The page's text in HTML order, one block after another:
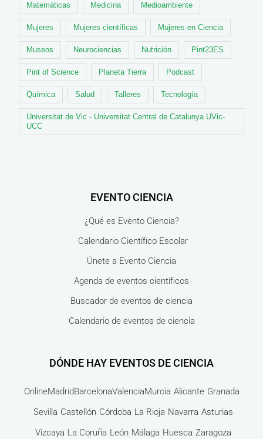
Matemáticas Medicina Medioambiente
Mujeres Mujeres científicas Mujeres en Ciencia
Museos Neurociencias Nutrición Pint23ES
Pint of Science Planeta Tierra Podcast
Química Salud Talleres Tecnología
Universitat de Vic - Universitat Central de Catalunya UVic-
UCC
EVENTO CIENCIA
¿Qué es Evento Ciencia?
Calendario Científico Escolar
Únete a Evento Ciencia
Agenda de eventos científicos
Buscador de eventos de ciencia
Calendario de eventos de ciencia
DÓNDE HAY EVENTOS DE CIENCIA
OnlineMadridBarcelonaValenciaMurcia Alicante Granada
Sevilla Castellón Córdoba La Rioja Navarra Asturias
Vizcaya La Coruña León Málaga Huesca Zaragoza